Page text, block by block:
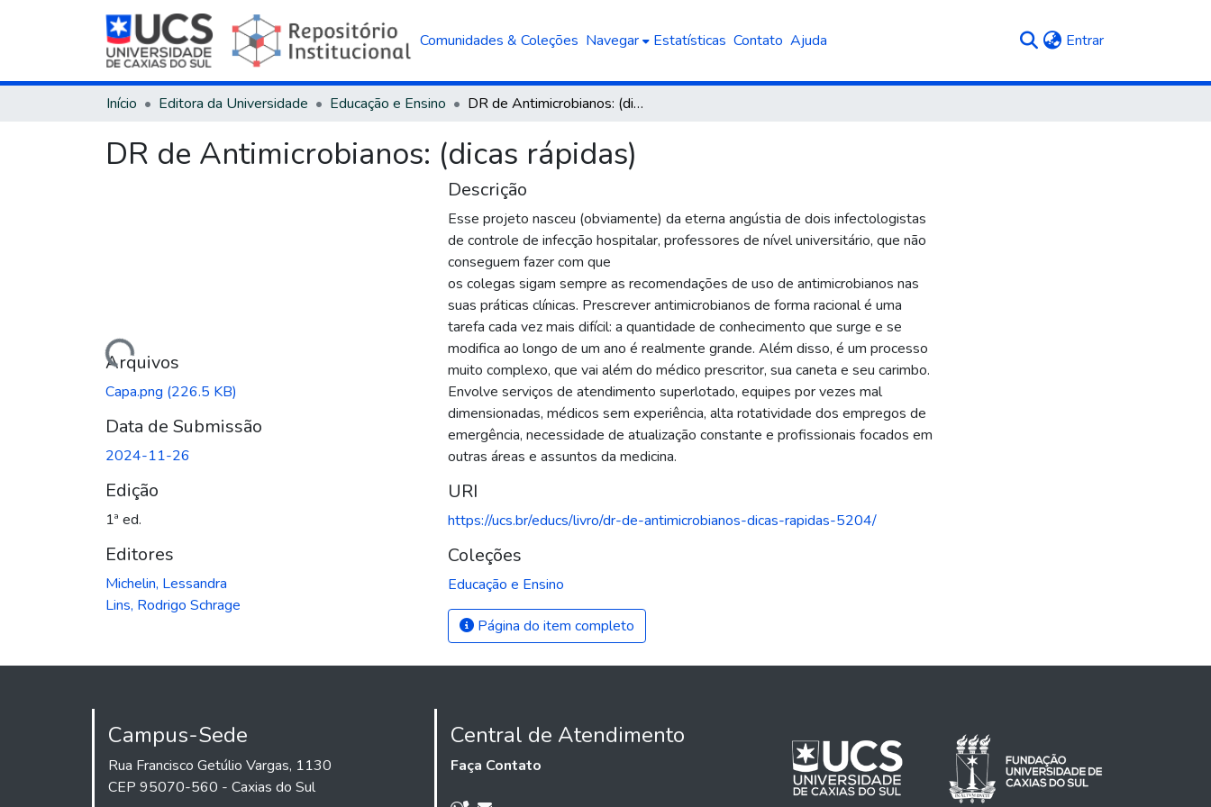
Comunidades & Coleções Navegar Estatísticas Contato Ajuda Entrar(current)
Início Editora da Universidade Educação e Ensino DR de Antimicrobianos: (dicas rápidas)
DR de Antimicrobianos: (dicas rápidas)
Carregando...
Arquivos
Capa.png (226.5 KB)
Data de Submissão
2024-11-26
Edição
1ª ed.
Editores
Michelin, Lessandra
Lins, Rodrigo Schrage
Descrição
Esse projeto nasceu (obviamente) da eterna angústia de dois infectologistas
de controle de infecção hospitalar, professores de nível universitário, que não
conseguem fazer com que
os colegas sigam sempre as recomendações de uso de antimicrobianos nas
suas práticas clínicas. Prescrever antimicrobianos de forma racional é uma
tarefa cada vez mais difícil: a quantidade de conhecimento que surge e se
modifica ao longo de um ano é realmente grande. Além disso, é um processo
muito complexo, que vai além do médico prescritor, sua caneta e seu carimbo.
Envolve serviços de atendimento superlotado, equipes por vezes mal
dimensionadas, médicos sem experiência, alta rotatividade dos empregos de
emergência, necessidade de atualização constante e profissionais focados em
outras áreas e assuntos da medicina.
URI
https://ucs.br/educs/livro/dr-de-antimicrobianos-dicas-rapidas-5204/
Coleções
Educação e Ensino
Página do item completo
Campus-Sede
Rua Francisco Getúlio Vargas, 1130
CEP 95070-560 - Caxias do Sul
Central de Atendimento
Faça Contato